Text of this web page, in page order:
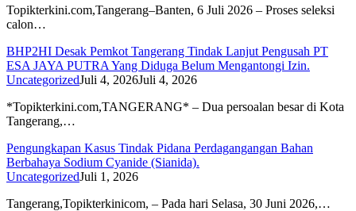
Topikterkini.com,Tangerang–Banten, 6 Juli 2026 – Proses seleksi
calon…
BHP2HI Desak Pemkot Tangerang Tindak Lanjut Pengusah PT
ESA JAYA PUTRA Yang Diduga Belum Mengantongi Izin.
UncategorizedJuli 4, 2026Juli 4, 2026
*Topikterkini.com,TANGERANG* – Dua persoalan besar di Kota
Tangerang,…
Pengungkapan Kasus Tindak Pidana Perdagangangan Bahan
Berbahaya Sodium Cyanide (Sianida).
UncategorizedJuli 1, 2026
Tangerang,Topikterkinicom, – Pada hari Selasa, 30 Juni 2026,…